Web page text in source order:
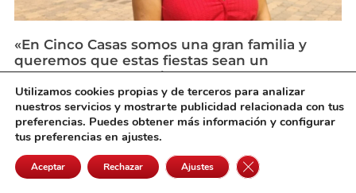
«En Cinco Casas somos una gran familia y
queremos que estas fiestas sean un
reencuentro para todos»
agosto 3, 2026
Utilizamos cookies propias y de terceros para analizar
nuestros servicios y mostrarte publicidad relacionada con tus
preferencias. Puedes obtener más información y configurar
tus preferencias en ajustes.
Aceptar Rechazar Ajustes Cerrar el banner de